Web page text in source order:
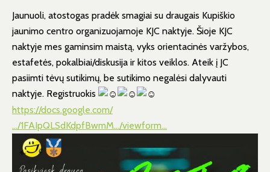
Jaunuoli, atostogas pradėk smagiai su draugais Kupiškio
jaunimo centro organizuojamoje KJC naktyje. Šioje KJC
naktyje mes gaminsim maistą, vyks orientacinės varžybos,
estafetės, pokalbiai/diskusija ir kitos veiklos. Ateik į JC
pasiimti tėvų sutikimų, be sutikimo negalėsi dalyvauti
naktyje. Registruokis
https://docs.google.com/
…/1FAIpQLSdKdpfBwmM…/viewform…